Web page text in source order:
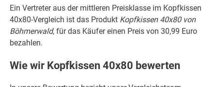
Ein Vertreter aus der mittleren Preisklasse im Kopfkissen
40x80-Vergleich ist das Produkt Kopfkissen 40x80 von
Böhmerwald, für das Käufer einen Preis von 30,99 Euro
bezahlen.
Wie wir Kopfkissen 40x80 bewerten